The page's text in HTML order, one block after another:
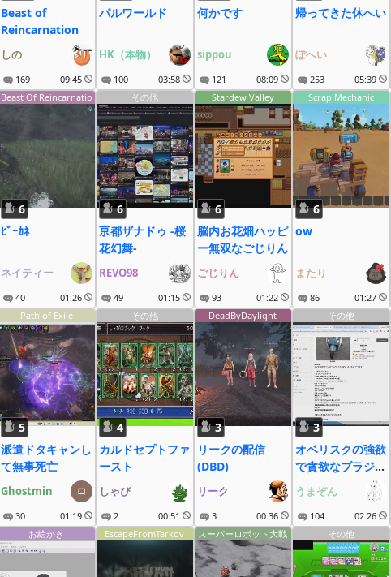
Beast of
Reincarnation
しの
169 09:45
パルワールド
HK（本物）
100 03:58
何かです
sippou
121 08:09
帰ってきた休へい
ぽへい
253 05:39
Beast Of Reincarnatio
6
ﾋﾞｰｶﾈ
ネイティー
40 01:26
その他
6
亰都ザナドゥ -桜
花幻舞-
REVO98
49 01:15
Stardew Valley
6
脳内お花畑ハッピ
ー無双なごじりん
ごじりん
93 01:22
Scrap Mechanic
6
ow
またり
86 01:27
Path of Exile
5
派遣ドタキャンし
て無事死亡
Ghostmin
30 01:19
その他
4
カルドセプトファ
ースト
しゃび
2 00:51
DeadByDaylight
3
リークの配信
(DBD)
リーク
3 00:36
その他
3
オベリスクの強欲
で貪欲なブラジャ
ーを持つ男
うまぞん
104 02:26
お絵かき EscapeFromTarkov スーパーロボット大戦 その他